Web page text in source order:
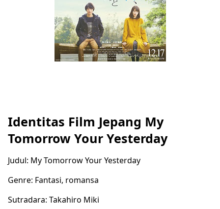
Identitas Film Jepang My
Tomorrow Your Yesterday
Judul: My Tomorrow Your Yesterday
Genre: Fantasi, romansa
Sutradara: Takahiro Miki